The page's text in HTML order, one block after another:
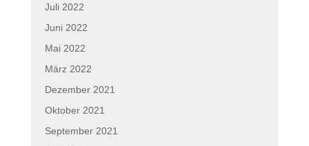
Juli 2022
Juni 2022
Mai 2022
März 2022
Dezember 2021
Oktober 2021
September 2021